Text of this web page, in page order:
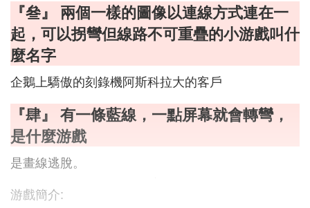
『叄』 兩個一樣的圖像以連線方式連在一
起，可以拐彎但線路不可重疊的小游戲叫什
麼名字
企鵝上驕傲的刻錄機阿斯科拉大的客戶
『肆』 有一條藍線，一點屏幕就會轉彎，
是什麼游戲
是畫線逃脫。
游戲簡介: